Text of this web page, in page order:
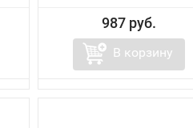
987 руб.
В корзину